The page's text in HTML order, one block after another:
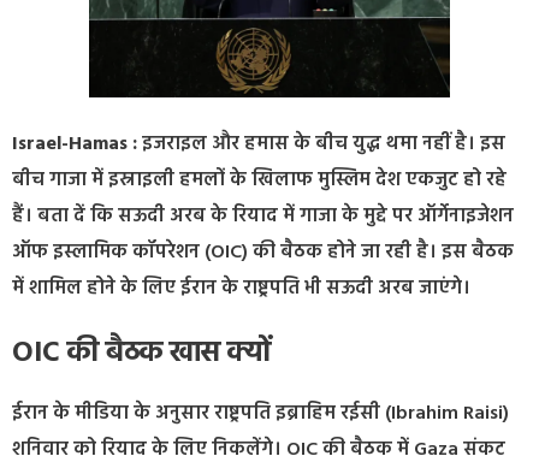
Israel-Hamas :इजराइल और हमास के बीच युद्ध थमा नहीं है। इस
बीच गाजा में इस्राइली हमलों के खिलाफ मुस्लिम देश एकजुट हो रहे
हैं। बता दें कि सऊदी अरब के रियाद में गाजा के मुद्दे पर ऑर्गेनाइजेशन
ऑफ इस्लामिक कॉपरेशन (OIC) की बैठक होने जा रही है। इस बैठक
में शामिल होने के लिए ईरान के राष्ट्रपति भी सऊदी अरब जाएंगे।
OIC की बैठक खास क्यों
ईरान के मीडिया के अनुसार राष्ट्रपति इब्राहिम रईसी (Ibrahim Raisi)
शनिवार को रियाद के लिए निकलेंगे। OIC की बैठक में Gaza संकट